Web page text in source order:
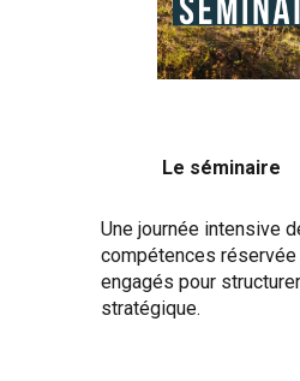
Le séminaire
Une journée intensive
compétences réservée
engagés pour
stratégique.